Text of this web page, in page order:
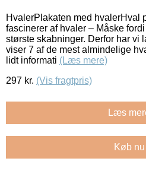
HvalerPlakaten med hvalerHval
fascinerer af hvaler – Måske
største skabninger. Derfor har vi
viser 7 af de mest almindelige
lidt informati (Læs mere)
297 kr. (Vis fragtpris)
Læs
Køb